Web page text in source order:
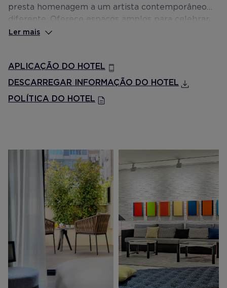
presta homenagem a um artista contemporâneo
diferente. Oferece espaços amplos para celebrar
qualquer tipo de evento e dois terraços, um dos
Ler mais
APLICAÇÃO DO HOTEL
DESCARREGAR INFORMAÇÃO DO HOTEL
POLÍTICA DO HOTEL